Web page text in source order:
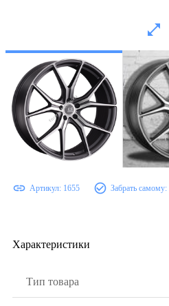
Артикул: 1655 Забрать самому:
Характеристики
Тип товара